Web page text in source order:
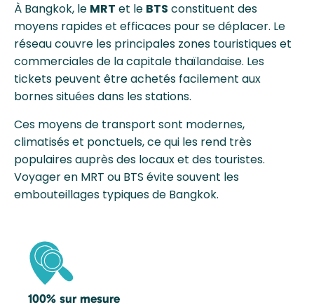
À Bangkok, le MRT et le BTS constituent des
moyens rapides et efficaces pour se déplacer. Le
réseau couvre les principales zones touristiques et
commerciales de la capitale thaïlandaise. Les
tickets peuvent être achetés facilement aux
bornes situées dans les stations.
Ces moyens de transport sont modernes,
climatisés et ponctuels, ce qui les rend très
populaires auprès des locaux et des touristes.
Voyager en MRT ou BTS évite souvent les
embouteillages typiques de Bangkok.
100% sur mesure